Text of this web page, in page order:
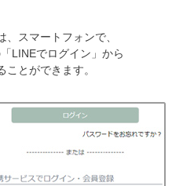
、スマートフォンで、
LINEでログイン」から
ことができます。